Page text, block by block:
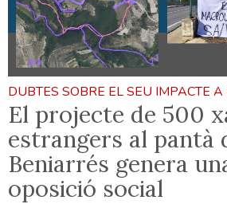
DUBTES SOBRE EL SEU IMPACTE
El projecte de 500
estrangers al pantà
Beniarrés genera
oposició social